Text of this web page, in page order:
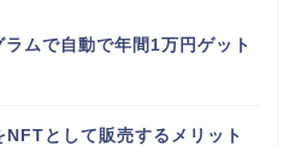
ムで自動で年間1万円ゲット
NFTとして販売するメリット